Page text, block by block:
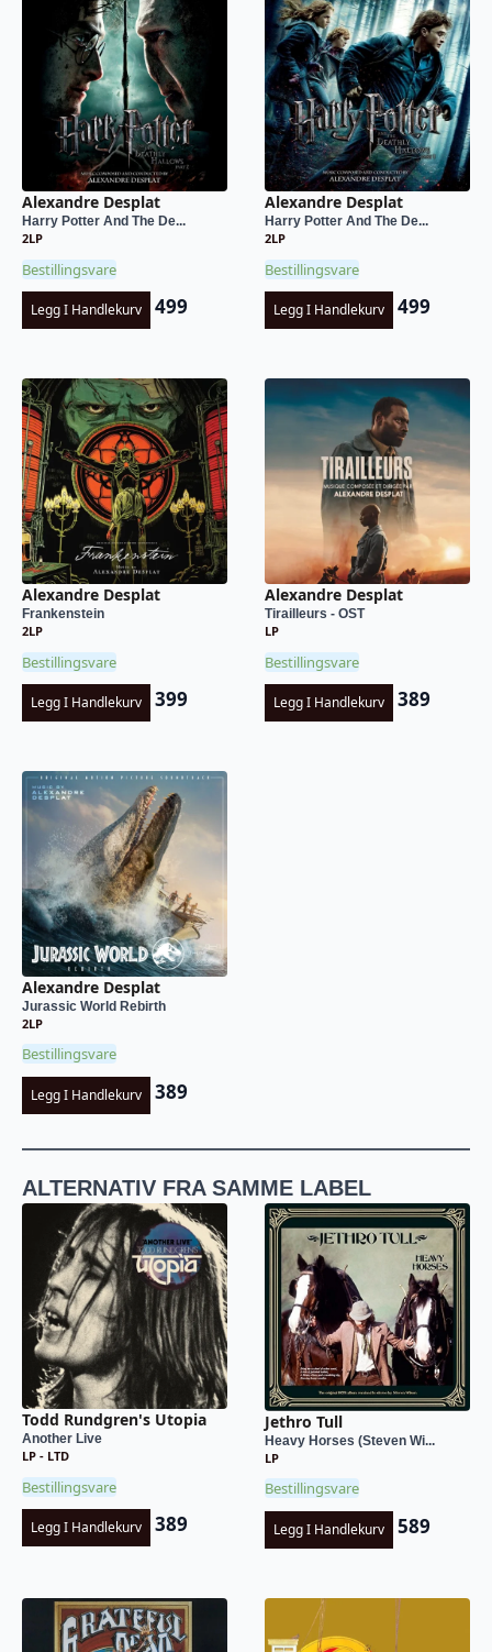
Alexandre Desplat
Harry Potter And The De...
2LP
Bestillingsvare
Legg I Handlekurv 499
Alexandre Desplat
Harry Potter And The De...
2LP
Bestillingsvare
Legg I Handlekurv 499
Alexandre Desplat
Frankenstein
2LP
Bestillingsvare
Legg I Handlekurv 399
Alexandre Desplat
Tirailleurs - OST
LP
Bestillingsvare
Legg I Handlekurv 389
Alexandre Desplat
Jurassic World Rebirth
2LP
Bestillingsvare
Legg I Handlekurv 389
ALTERNATIV FRA SAMME LABEL
Todd Rundgren's Utopia
Another Live
LP - LTD
Bestillingsvare
Legg I Handlekurv 389
Jethro Tull
Heavy Horses (Steven Wi...
LP
Bestillingsvare
Legg I Handlekurv 589